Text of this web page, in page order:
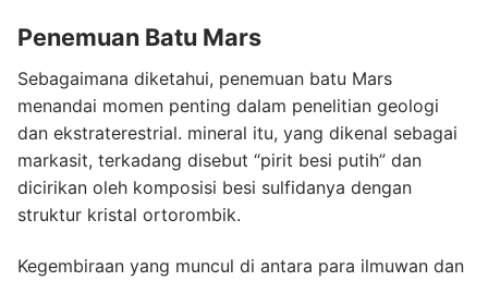
Penemuan Batu Mars
Sebagaimana diketahui, penemuan batu Mars
menandai momen penting dalam penelitian geologi
dan ekstraterestrial. mineral itu, yang dikenal sebagai
markasit, terkadang disebut “pirit besi putih” dan
dicirikan oleh komposisi besi sulfidanya dengan
struktur kristal ortorombik.
Kegembiraan yang muncul di antara para ilmuwan dan